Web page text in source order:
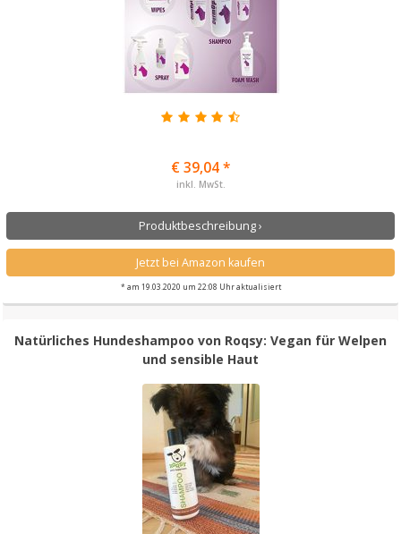
€ 39,04 *
inkl. MwSt.
Produktbeschreibung ›
Jetzt bei Amazon kaufen
* am 19.03.2020 um 22:08 Uhr aktualisiert
Natürliches Hundeshampoo von Roqsy: Vegan für Welpen
und sensible Haut